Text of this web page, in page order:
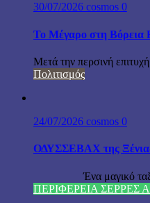
30/07/2026 cosmos 0
Το Μέγαρο στη Βόρεια
Μετά την περσινή
Πολιτισμός
24/07/2026 cosmos 0
ΟΔΥΣΣΕΒΑΧ της
Ένα μαγικό ταξίδι
ΠΕΡΙΦΕΡΕΙΑ ΣΕΡΡΕΣ